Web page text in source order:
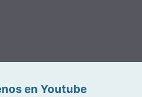
en Youtube